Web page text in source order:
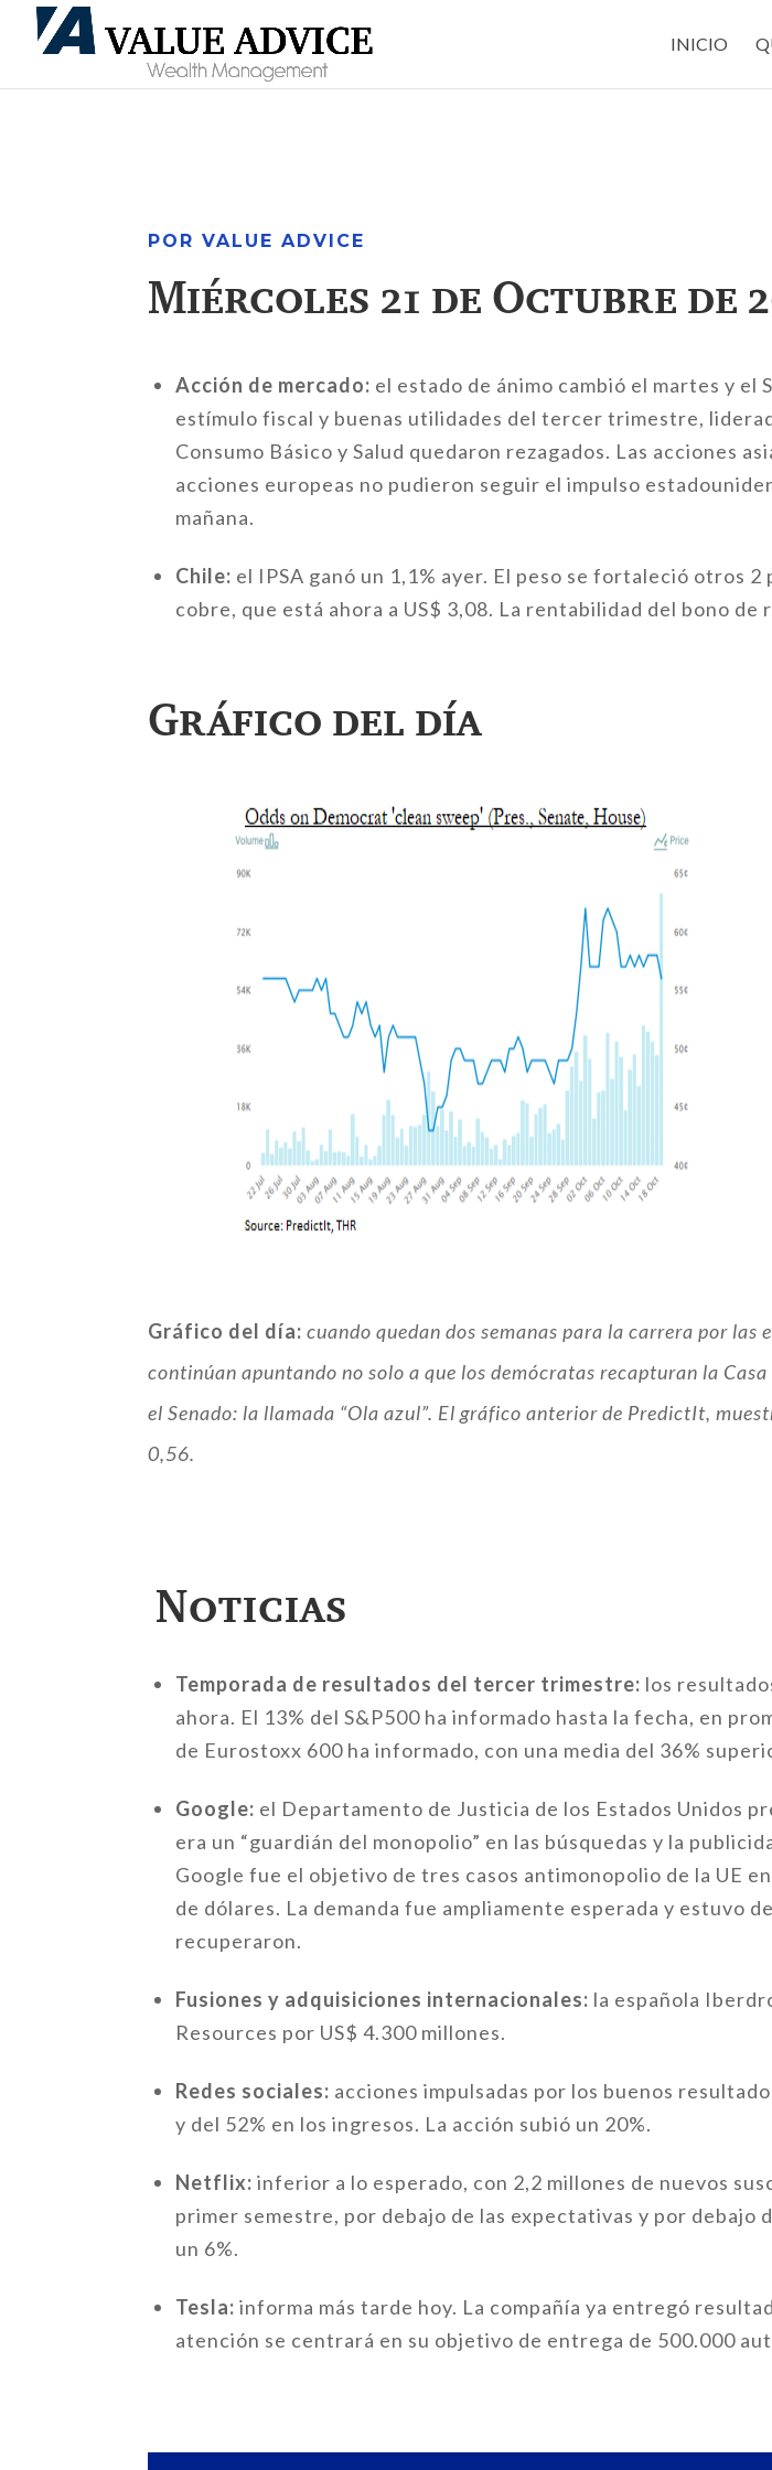
INICIO
POR VALUE ADVICE
Miércoles 21 de Octubre de
Acción de mercado: el estado de ánimo cambió el martes y el
estímulo fiscal y buenas utilidades del tercer trimestre,
Consumo Básico y Salud quedaron rezagados. Las acciones
acciones europeas no pudieron seguir el impulso
mañana.
Chile: el IPSA ganó un 1,1% ayer. El peso se fortaleció otros
cobre, que está ahora a US$ 3,08. La rentabilidad del bono
Gráfico del día
Gráfico del día: cuando quedan dos semanas para la carrera por las
continúan apuntando no solo a que los demócratas recapturan la
el Senado: la llamada “Ola azul”. El gráfico anterior de PredictIt,
0,56.
Noticias
Temporada de resultados del tercer trimestre: los
ahora. El 13% del S&P500 ha informado hasta la fecha, en
de Eurostoxx 600 ha informado, con una media del 36%
Google: el Departamento de Justicia de los Estados Unidos
era un “guardián del monopolio” en las búsquedas y la
Google fue el objetivo de tres casos antimonopolio de la UE
de dólares. La demanda fue ampliamente esperada y estuvo
recuperaron.
Fusiones y adquisiciones internacionales: la española
Resources por US$ 4.300 millones.
Redes sociales: acciones impulsadas por los buenos
y del 52% en los ingresos. La acción subió un 20%.
Netflix:inferior a lo esperado, con 2,2 millones de nuevos
primer semestre, por debajo de las expectativas y por
un 6%.
Tesla:informa más tarde hoy. La compañía ya entregó
atención se centrará en su objetivo de entrega de 500.000